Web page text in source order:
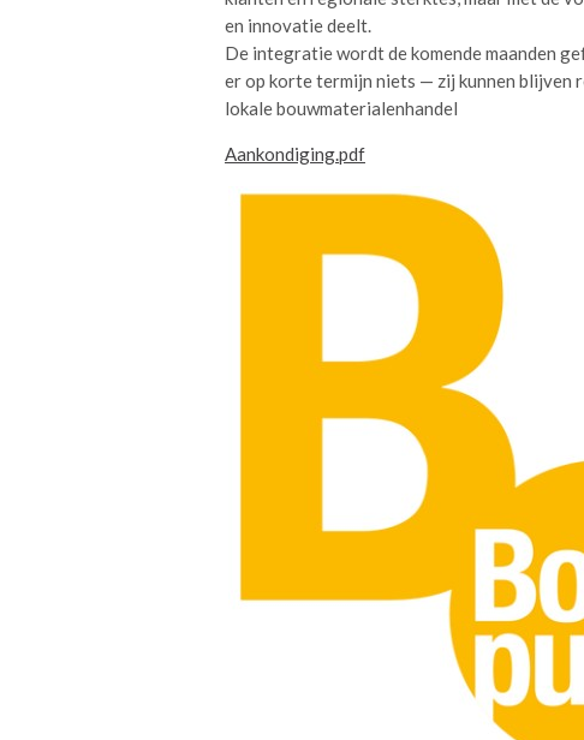
en innovatie deelt.
De integratie wordt de komende maanden
er op korte termijn niets — zij kunnen blijven
lokale bouwmaterialenhandel
Aankondiging.pdf